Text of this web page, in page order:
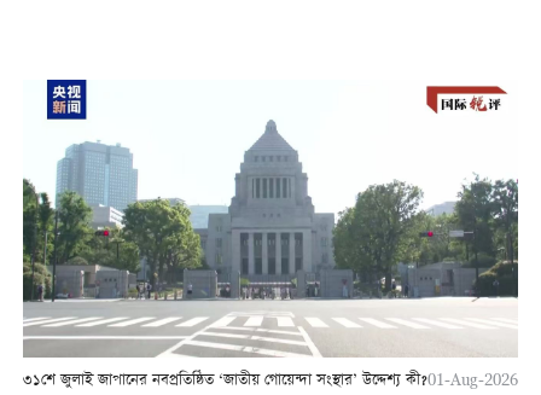
৩১শে জুলাই জাপানের নবপ্রতিষ্ঠিত ‘জাতীয় গোয়েন্দা সংস্থার’ উদ্দেশ্য কী?01-Aug-2026